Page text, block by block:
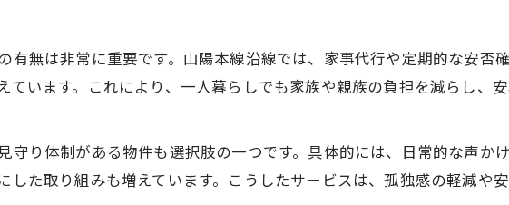
賃貸物件探しで失敗しないためのチェックリスト
山陽本線賃貸で確認すべき不動産ポイント
高齢者向け賃貸で重視すべき条件を整理
有無は非常に重要です。山陽本線沿線では、家事代行や定期的な安否
ています。これにより、一人暮らしでも家族や親族の負担を減らし、
守り体制がある物件も選択肢の一つです。具体的には、日常的な声か
た取り組みも増えています。こうしたサービスは、孤独感の軽減や安